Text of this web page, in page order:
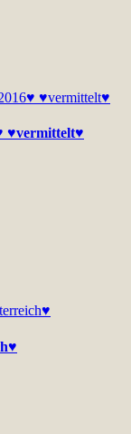
♥vermittelt♥